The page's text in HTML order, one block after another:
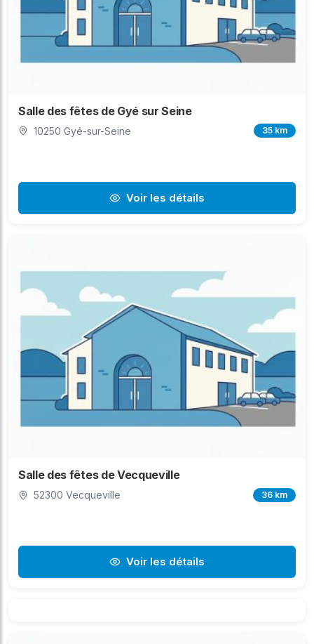
Salle des fêtes de Gyé sur Seine
10250 Gyé-sur-Seine 35 km
Voir les détails
Salle des fêtes de Vecqueville
52300 Vecqueville 36 km
Voir les détails